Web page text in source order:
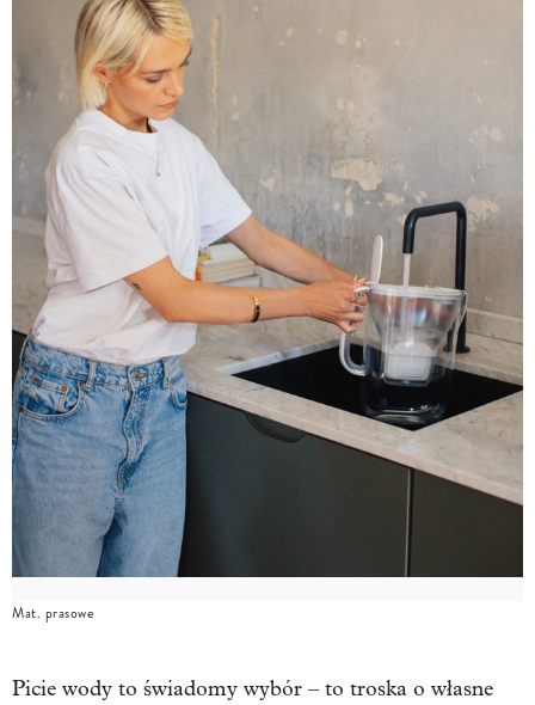
Mat. prasowe
Picie wody to świadomy wybór – to troska o własne